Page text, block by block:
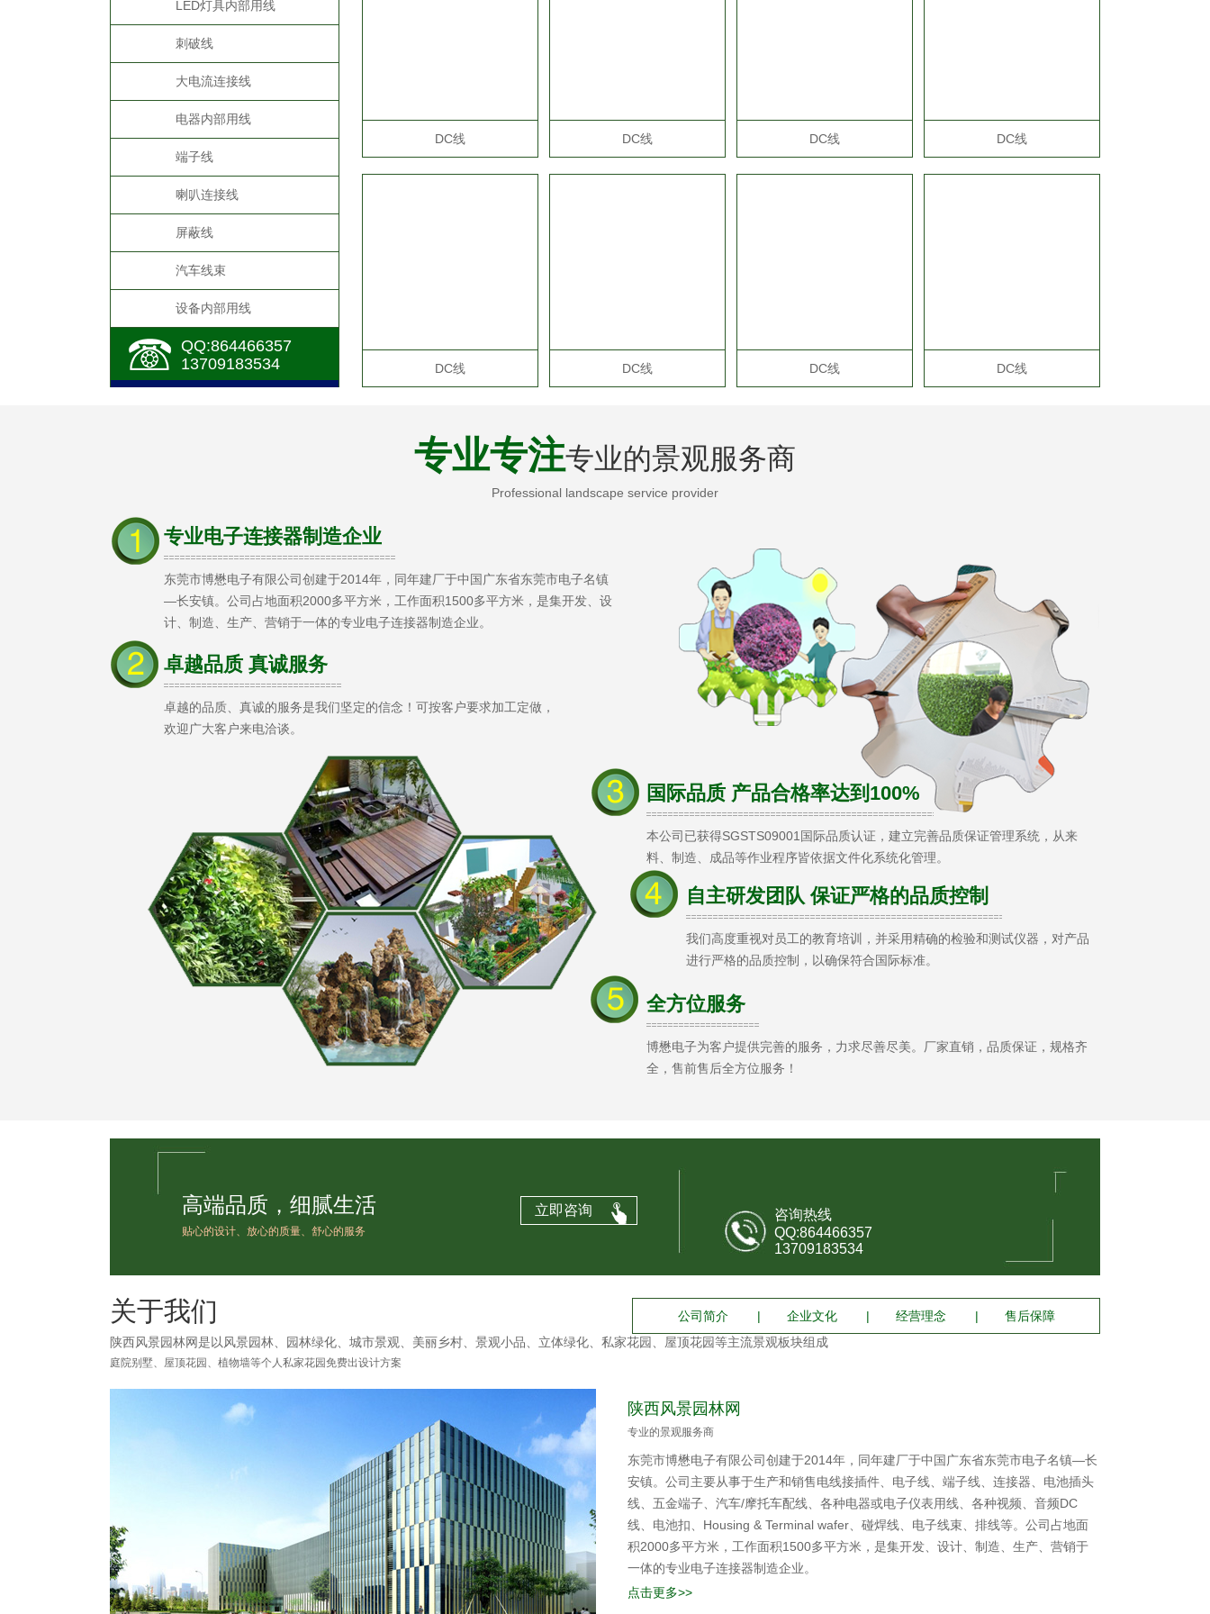
LED灯具内部用线
刺破线
大电流连接线
电器内部用线
端子线
喇叭连接线
屏蔽线
汽车线束
设备内部用线
QQ:864466357
13709183534
DC线 DC线 DC线 DC线
DC线 DC线 DC线 DC线
专业专注专业的景观服务商
Professional landscape service provider
专业电子连接器制造企业
东莞市博懋电子有限公司创建于2014年，同年建厂于中国广东省东莞市电子名镇
—长安镇。公司占地面积2000多平方米，工作面积1500多平方米，是集开发、设
计、制造、生产、营销于一体的专业电子连接器制造企业。
卓越品质 真诚服务
卓越的品质、真诚的服务是我们坚定的信念！可按客户要求加工定做，
欢迎广大客户来电洽谈。
国际品质 产品合格率达到100%
本公司已获得SGSTS09001国际品质认证，建立完善品质保证管理系统，从来
料、制造、成品等作业程序皆依据文件化系统化管理。
自主研发团队 保证严格的品质控制
我们高度重视对员工的教育培训，并采用精确的检验和测试仪器，对产品
进行严格的品质控制，以确保符合国际标准。
全方位服务
博懋电子为客户提供完善的服务，力求尽善尽美。厂家直销，品质保证，规格齐
全，售前售后全方位服务！
咨询热线
QQ:864466357
13709183534
立即咨询
高端品质，细腻生活
贴心的设计、放心的质量、舒心的服务
公司简介 | 企业文化 | 经营理念 | 售后保障
关于我们
陕西风景园林网是以风景园林、园林绿化、城市景观、美丽乡村、景观小品、立体绿化、私家花园、屋顶花园等主流景观板块组成
庭院别墅、屋顶花园、植物墙等个人私家花园免费出设计方案
陕西风景园林网
专业的景观服务商
东莞市博懋电子有限公司创建于2014年，同年建厂于中国广东省东莞市电子名镇—长
安镇。公司主要从事于生产和销售电线接插件、电子线、端子线、连接器、电池插头
线、五金端子、汽车/摩托车配线、各种电器或电子仪表用线、各种视频、音频DC
线、电池扣、Housing & Terminal wafer、碰焊线、电子线束、排线等。公司占地面
积2000多平方米，工作面积1500多平方米，是集开发、设计、制造、生产、营销于
一体的专业电子连接器制造企业。
点击更多>>